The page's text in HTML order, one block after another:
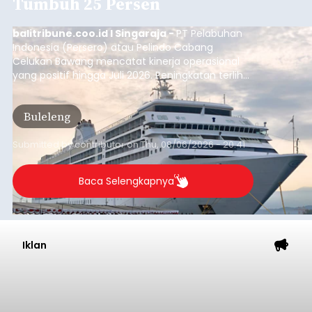
balitribune.coo.id I Singaraja -PT Pelabuhan
Indonesia (Persero) atau Pelindo Cabang
Celukan Bawang mencatat kinerja operasional
yang positif hingga Juli 2026. Peningkatan terlihat
dari arus kapal yang mencapai 1,48 juta Gross
Tonnage (GT), atau tumbuh 12,4 persen
dibandingkan periode yang sama tahun lalu
yang tercatat sebesar 1,32 juta GT.
Buleleng
Submitted bycontributoronThu, 08/06/2026 - 20:41
Baca Selengkapnya
Iklan